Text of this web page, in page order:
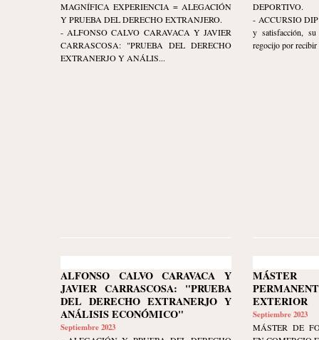
MAGNÍFICA EXPERIENCIA = ALEGACIÓN
Y PRUEBA DEL DERECHO EXTRANJERO.
- ALFONSO CALVO CARAVACA Y JAVIER
CARRASCOSA: "PRUEBA DEL DERECHO
EXTRANERJO Y ANÁLIS...
DEPORTIVO.
- ACCURSIO DIP
y satisfacción,
regocijo por recibir
ALFONSO CALVO CARAVACA Y
JAVIER CARRASCOSA: "PRUEBA
DEL DERECHO EXTRANERJO Y
ANÁLISIS ECONÓMICO"
Septiembre 2023
MÁSTER
EXTERIOR
Septiembre 2023
MÁSTER DE